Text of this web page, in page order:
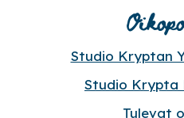
Studio Kryptan
Studio Krypta
Tulevat